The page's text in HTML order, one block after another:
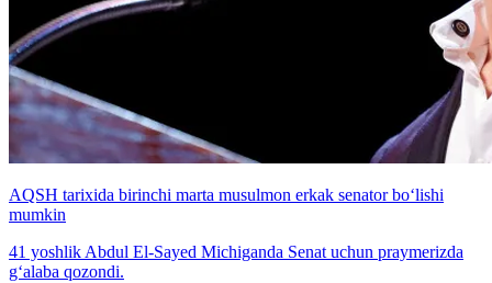
AQSH tarixida birinchi marta musulmon erkak senator bo‘lishi
mumkin
41 yoshlik Abdul El-Sayed Michiganda Senat uchun praymerizda
g‘alaba qozondi.